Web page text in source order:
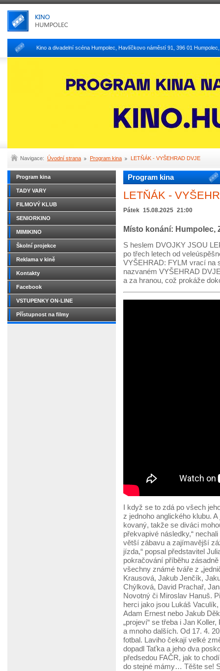
Kino a divadelní scéna Humpolec, Havlíčkovo náměstí 91, 396 01
Navigace: Úvodní strana Program kina LETŇÁK - VYŠEHRAD DVJE
Program kina
TADY VARY
FILMOVÝ KLUB
SENIORKINO
MIMIKINO
Školní projekce
Reklama v kině
Kontakty
Facebook
VSTUPENKY ON-LINE
Přístupnost na filmy
Program kina
LETŇÁK -
Pátek 15.08.2025 21:00
Místo konání: Humpolec,
S heslem DVOJKY JSOU
po třech letech od
VYŠEHRAD: FYLM vrací na
nazvaném VYŠEHRAD
a za hranou, což prokáže
I když se to zdá po všech
z jednoho anglického klubu.
kovaný, takže se diváci
překvapivé následky,“
větší zábavu a zajímavější
jízda,“ popsal představitel
pokračování příběhu
všechny známé tváře z
Krausová, Jakub Jenčík,
Chýlková, David Prachař,
Novotný či Miroslav Hanuš.
herci jako jsou Lukáš
Adam Ernest nebo Jakub
„projeví“ se třeba i Jan
a mnoho dalších. Od 17. 4.
fotbal. Laviho čekají velké
dopadl Taťka a jeho dva
předsedou FAČR, jak to
do stejné mámy… Těšte se!